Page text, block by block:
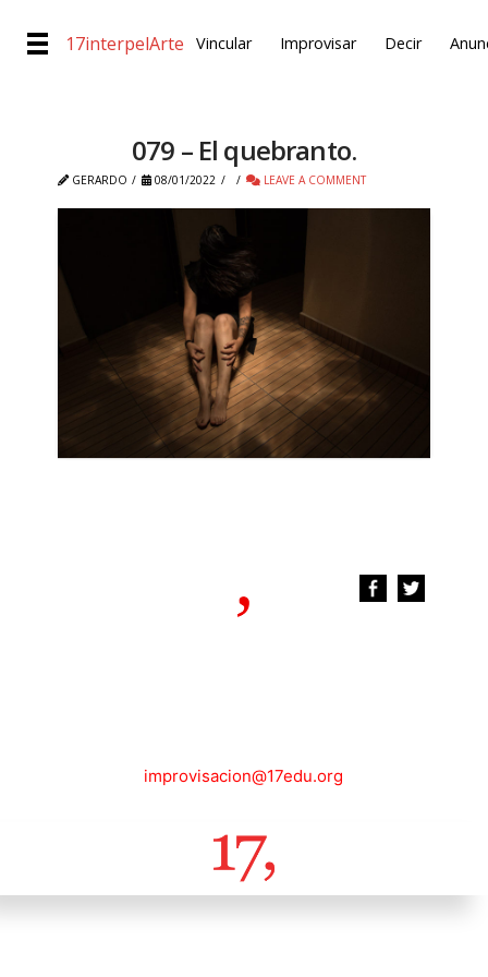
17interpelArte Vincular Improvisar Decir
079 – El quebranto.
GERARDO 08/01/2022 LEAVE A COMMENT
improvisacion@17edu.org